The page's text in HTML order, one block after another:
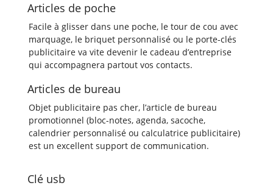
Articles de poche
Facile à glisser dans une poche, le tour de cou avec
marquage, le briquet personnalisé ou le porte-clés
publicitaire va vite devenir le cadeau d’entreprise
qui accompagnera partout vos contacts.
Articles de bureau
Objet publicitaire pas cher, l’article de bureau
promotionnel (bloc-notes, agenda, sacoche,
calendrier personnalisé ou calculatrice publicitaire)
est un excellent support de communication.
Clé usb